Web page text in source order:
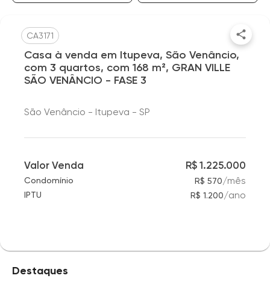
CA3171
Casa à venda em Itupeva, São Venâncio,
com 3 quartos, com 168 m², GRAN VILLE
SÃO VENÂNCIO - FASE 3
São Venâncio - Itupeva - SP
Valor Venda R$ 1.225.000
Condomínio R$ 570/mês
IPTU R$ 1.200/ano
Destaques